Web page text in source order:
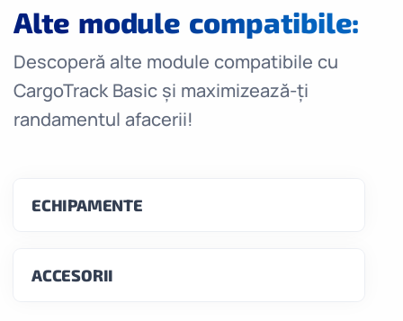
Alte module compatibile:
Descoperă alte module compatibile cu
CargoTrack Basic și maximizează-ți
randamentul afacerii!
ECHIPAMENTE
ACCESORII